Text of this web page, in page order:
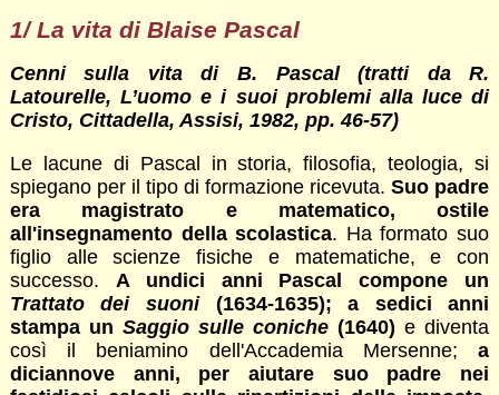
1/ La vita di Blaise Pascal
Cenni sulla vita di B. Pascal (tratti da R.
Latourelle, L’uomo e i suoi problemi alla luce di
Cristo, Cittadella, Assisi, 1982, pp. 46-57)
Le lacune di Pascal in storia, filosofia, teologia, si
spiegano per il tipo di formazione ricevuta.Suo padre
era magistrato e matematico, ostile
all'insegnamento della scolastica. Ha formato suo
figlio alle scienze fisiche e matematiche, e con
successo. A undici anni Pascal compone un
Trattato dei suoni
(1634-1635); a sedici anni
stampa un Saggio sulle coniche (1640) e diventa
così il beniamino dell'Accademia Mersenne;a
diciannove anni, per aiutare suo padre nei